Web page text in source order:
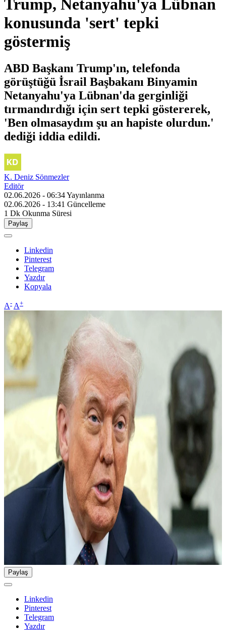
Trump, Netanyahu'ya Lübnan
konusunda 'sert' tepki
göstermiş
ABD Başkanı Trump'ın, telefonda
görüştüğü İsrail Başbakanı Binyamin
Netanyahu'ya Lübnan'da gerginliği
tırmandırdığı için sert tepki göstererek,
'Ben olmasaydım şu an hapiste olurdun.'
dediği iddia edildi.
K. Deniz Sönmezler
Editör
02.06.2026 - 06:34Yayınlanma
02.06.2026 - 13:41 Güncelleme
1 Dk Okunma Süresi
Paylaş
Linkedin
Pinterest
Telegram
Yazdır
Kopyala
A- A+
Paylaş
Linkedin
Pinterest
Telegram
Yazdır